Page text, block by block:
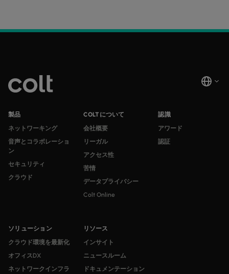
製品
ネットワーキング
音声とコラボレーショ
ン
セキュリティ
クラウド
ソリューション
クラウド環境を最新化
オフィスDX
ネットワークインフラ
リソース
インサイト
ニュースルーム
ドキュメンテーション
COLTについて
会社概要
リーガル
アクセス性
苦情
データプライバシー
Colt Online
認識
アワード
認証